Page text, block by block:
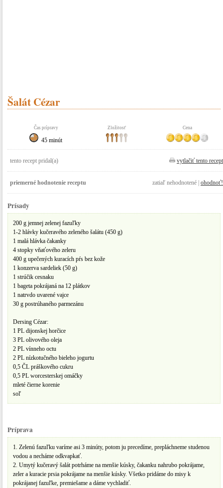
Šalát Cézar
Čas prípravy Zložitosť Cena
45 minút
tento recept pridal(a) vytlačiť tento recept
priemerné hodnotenie receptu zatiaľ nehodnotené | ohodnoť!
Prísady
200 g jemnej zelenej fazuľky
1-2 hlávky kučeravého zeleného šalátu (450 g)
1 malá hlávka čakanky
4 stopky vňaťového zeleru
400 g upečených kuracích pŕs bez kože
1 konzerva sardeliek (50 g)
1 strúčik cesnaku
1 bageta pokrájaná na 12 plátkov
1 natrvdo uvarené vajce
30 g postrúhaného parmezánu
Dersing Cézar:
1 PL dijonskej horčice
3 PL olivového oleja
2 PL vínneho octu
2 PL nízkotučného bieleho jogurtu
0,5 ČL práškového cukru
0,5 PL worcesterskej omáčky
mleté čierne korenie
soľ
Príprava
1. Zelenú fazuľku varíme asi 3 minúty, potom ju precedíme, prepláchneme studenou
vodou a necháme odkvapkať.
2. Umytý kučeravý šalát potrháme na menšie kúsky, čakanku nahrubo pokrájame,
zeler a kuracie prsia pokrájame na menšie kúsky. Všetko pridáme do misy k
pokrájanej fazuľke, premiešame a dáme vychladiť.